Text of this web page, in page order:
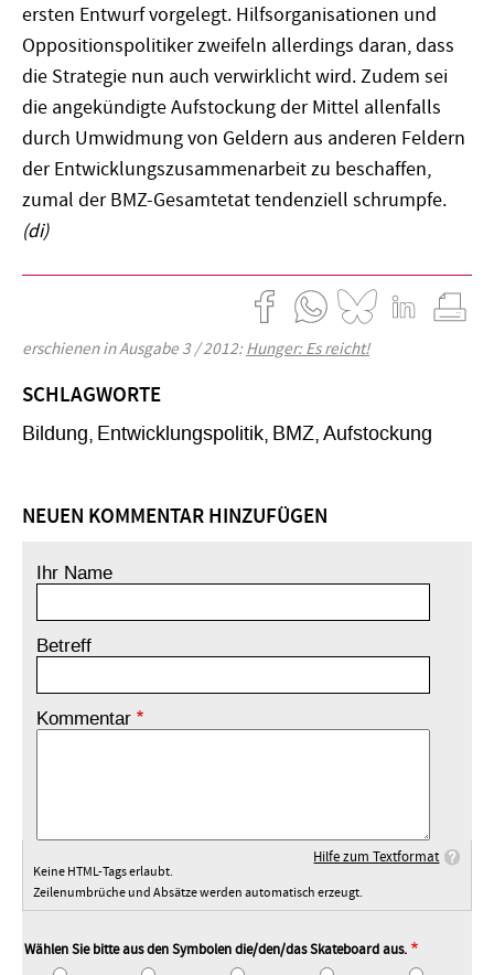
ersten Entwurf vorgelegt. Hilfsorganisationen und
Oppositionspolitiker zweifeln allerdings daran, dass
die Strategie nun auch verwirklicht wird. Zudem sei
die angekündigte Aufstockung der Mittel allenfalls
durch Umwidmung von Geldern aus anderen Feldern
der Entwicklungszusammenarbeit zu beschaffen,
zumal der BMZ-Gesamtetat tendenziell schrumpfe.
(di)
erschienen in Ausgabe 3 / 2012:Hunger: Es reicht!
SCHLAGWORTE
Bildung Entwicklungspolitik BMZ Aufstockung
NEUEN KOMMENTAR HINZUFÜGEN
Ihr Name
Betreff
Kommentar
Hilfe zum Textformat
Keine HTML-Tags erlaubt.
Zeilenumbrüche und Absätze werden automatisch erzeugt.
Wählen Sie bitte aus den Symbolen die/den/das Skateboard aus.